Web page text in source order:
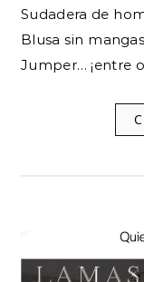
Sudadera de
Blusa sin
Jumper… ¡entre